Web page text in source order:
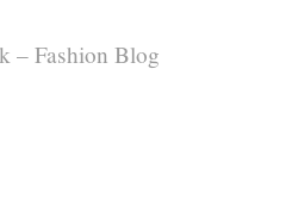
– Fashion Blog